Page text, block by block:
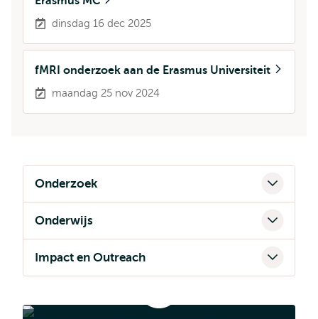
dinsdag 16 dec 2025
fMRI onderzoek aan de Erasmus Universiteit
maandag 25 nov 2024
Onderzoek
Onderwijs
Impact en Outreach
of